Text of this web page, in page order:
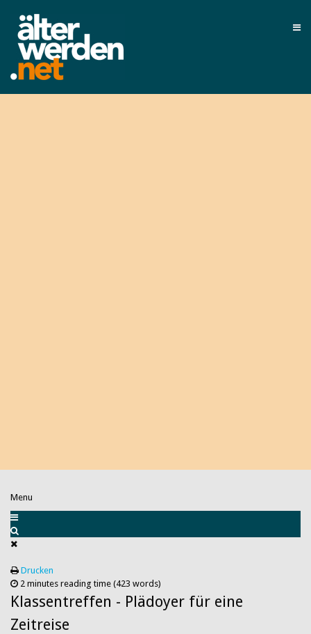
Menu
Drucken
2 minutes reading time (423 words)
Klassentreffen - Plädoyer für eine
Zeitreise